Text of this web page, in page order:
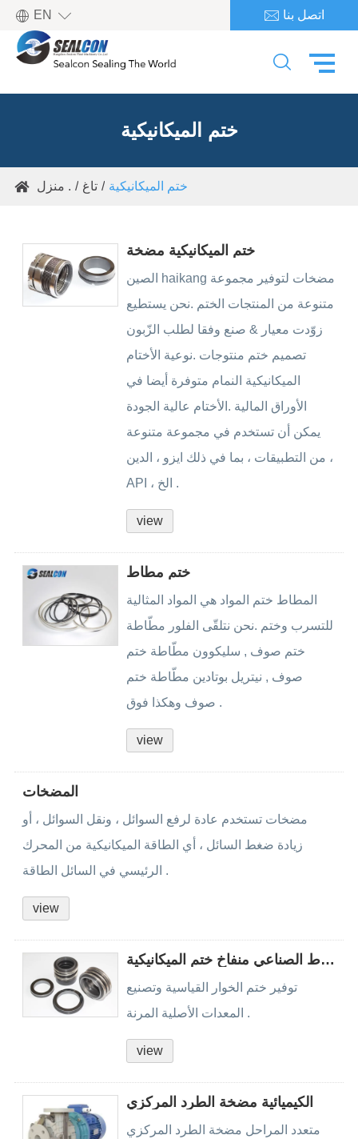
EN   اتصل بنا

ختم الميكانيكية
 منزل . تاغ ختم الميكانيكية
ختم الميكانيكية مضخة
الصين haikang مضخات لتوفير مجموعة
متنوعة من المنتجات الختم .نحن يستطيع
زوّدت معيار & صنع وفقا لطلب الزّبون
تصميم ختم منتوجات .نوعية الأختام
الميكانيكية النمام متوفرة أيضا في
الأوراق المالية .الأختام عالية الجودة
يمكن أن تستخدم في مجموعة متنوعة
من التطبيقات ، بما في ذلك ايزو ، الدين ،
API ، الخ .
view
ختم مطاط
المطاط ختم المواد هي المواد المثالية
للتسرب وختم .نحن نتلقّى الفلور مطّاطة
ختم صوف , سليكوون مطّاطة ختم
صوف , نيتريل بوتادين مطّاطة ختم
صوف وهكذا فوق .
view
المضخات
مضخات تستخدم عادة لرفع السوائل ، ونقل السوائل ، أو
زيادة ضغط السائل ، أي الطاقة الميكانيكية من المحرك
الرئيسي في السائل الطاقة .
view
المطاط الصناعي منفاخ ختم الميكانيكية
توفير ختم الخوار القياسية وتصنيع
المعدات الأصلية المرنة .
view
الكيميائية مضخة الطرد المركزي
متعدد المراحل مضخة الطرد المركزي